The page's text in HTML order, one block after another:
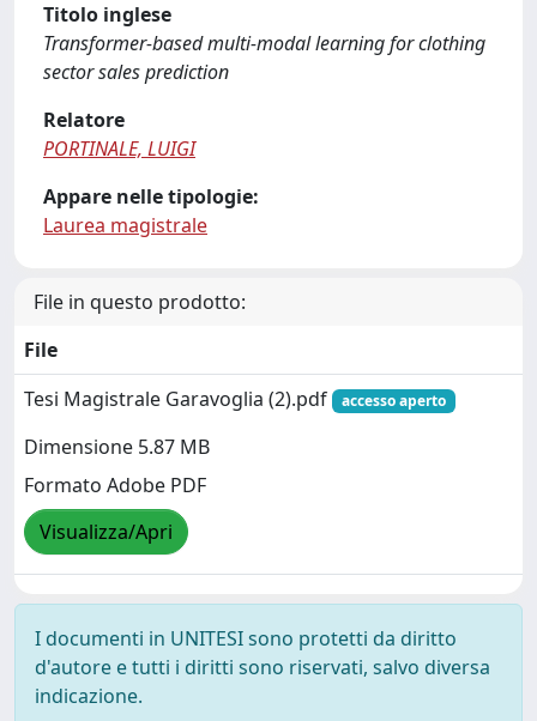
Titolo inglese
Transformer-based multi-modal learning for clothing
sector sales prediction
Relatore
PORTINALE, LUIGI
Appare nelle tipologie:
Laurea magistrale
File in questo prodotto:
File
Tesi Magistrale Garavoglia (2).pdf
accesso aperto
Dimensione 5.87 MB
Formato Adobe PDF
Visualizza/Apri
I documenti in UNITESI sono protetti da diritto
d'autore e tutti i diritti sono riservati, salvo diversa
indicazione.